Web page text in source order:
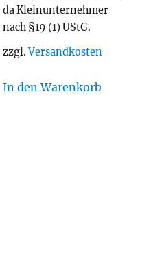
da Kleinunternehmer
nach §19 (1) UStG.
zzgl.Versandkosten
In den Warenkorb